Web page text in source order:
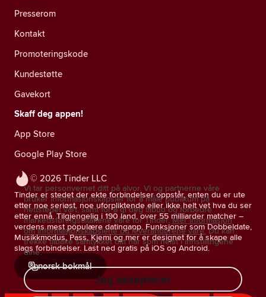
© 2026 Tinder LLC
Tinder er stedet der ekte forbindelser oppstår, enten du er ute
etter noe seriøst, noe uforpliktende eller ikke helt vet hva du ser
etter ennå. Tilgjengelig i 190 land, over 55 milliarder matcher –
verdens mest populære datingapp. Funksjoner som Dobbeldate,
Musikkmodus, Pass, Kjemi og mer er designet for å skape alle
slags forbindelser. Last ned gratis på iOS og Android.
norsk bokmål
Presserom
Kontakt
Promoteringskode
Kundestøtte
Gavekort
Skaff deg appen!
App Store
Google Play Store
Vi tar personvernet ditt på alvor. Vi og partnerne våre
bruker informasjonskapsler for å måle publikum på
nettstedet vårt, samt for å gi deg tilbud og forbedre
markedsføringstiltakene våre for Tinder. Mer informasjon
om informasjonskapslene og leverandørene våre. Du kan
trekke tilbake samtykket ditt når som helst i innstillingene
dine.
Jeg aksepterer